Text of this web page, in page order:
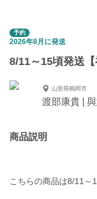
予約
2026年8月に発送
8/11～15頃発送
山形県鶴岡市
渡部康貴 |
商品説明
こちらの商品は8/11～